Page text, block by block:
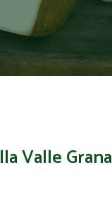
Valle Grana